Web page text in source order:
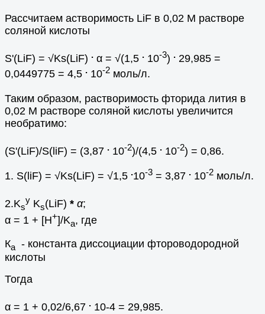
Рассчитаем астворимость LiF в 0,02 М растворе
соляной кислоты
S'(LiF) = √Ks(LiF) . α = √(1,5 . 10-3) . 29,985 =
0,0449775 = 4,5 . 10-2 моль/л.
Таким образом, растворимость фторида лития в
0,02 М растворе соляной кислоты увеличится
необратимо:
(S'(LiF)/S(liF) = (3,87 . 10-2)/(4,5 . 10-2) = 0,86.
1. S(liF) = √Ks(LiF) = √1,5 .10-3 = 3,87 . 10-2 моль/л.
2.Ks
y Ks(LiF) * α;
α = 1 + [H+]/Ka, где
Кa - константа диссоциации фтороводородной
кислоты
Тогда
α = 1 + 0,02/6,67 . 10-4 = 29,985.